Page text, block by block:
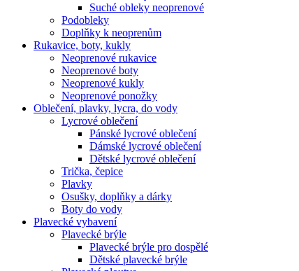
Suché obleky neoprenové
Podobleky
Doplňky k neoprenům
Rukavice, boty, kukly
Neoprenové rukavice
Neoprenové boty
Neoprenové kukly
Neoprenové ponožky
Oblečení, plavky, lycra, do vody
Lycrové oblečení
Pánské lycrové oblečení
Dámské lycrové oblečení
Dětské lycrové oblečení
Trička, čepice
Plavky
Osušky, doplňky a dárky
Boty do vody
Plavecké vybavení
Plavecké brýle
Plavecké brýle pro dospělé
Dětské plavecké brýle